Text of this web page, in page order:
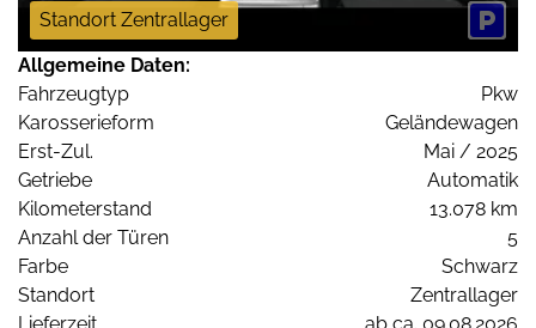
Standort Zentrallager
Allgemeine Daten:
Fahrzeugtyp
Pkw
Karosserieform
Geländewagen
Erst-Zul.
Mai / 2025
Getriebe
Automatik
Kilometerstand
13.078 km
Anzahl der Türen
5
Farbe
Schwarz
Standort
Zentrallager
Lieferzeit
ab ca. 09.08.2026